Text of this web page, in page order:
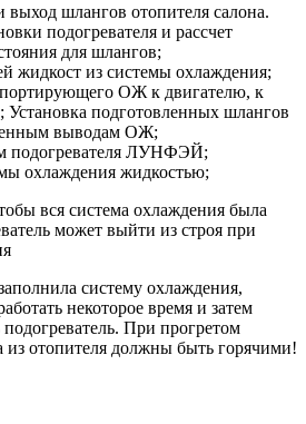
выход шлангов отопителя салона.
подогревателя и рассчет
для шлангов;
жидкост из системы охлаждения;
ОЖ к двигателю, к
Установка подготовленных шлангов
выводам ОЖ;
подогревателя ЛУНФЭЙ;
охлаждения жидкостью;
вся система охлаждения была
может выйти из строя при
систему охлаждения,
некоторое время и затем
При прогретом
из отопителя должны быть горячими!